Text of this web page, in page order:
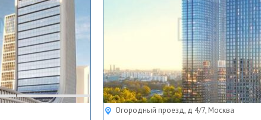
Огородный проезд, д 4/7, Москва